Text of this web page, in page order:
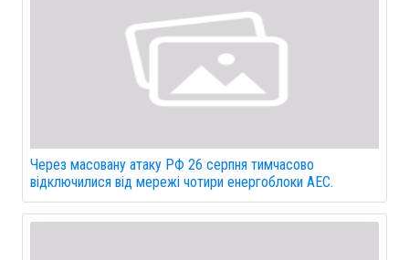
Через масовану атаку РФ 26 серпня тимчасово
відключилися від мережі чотири енергоблоки АЕС.